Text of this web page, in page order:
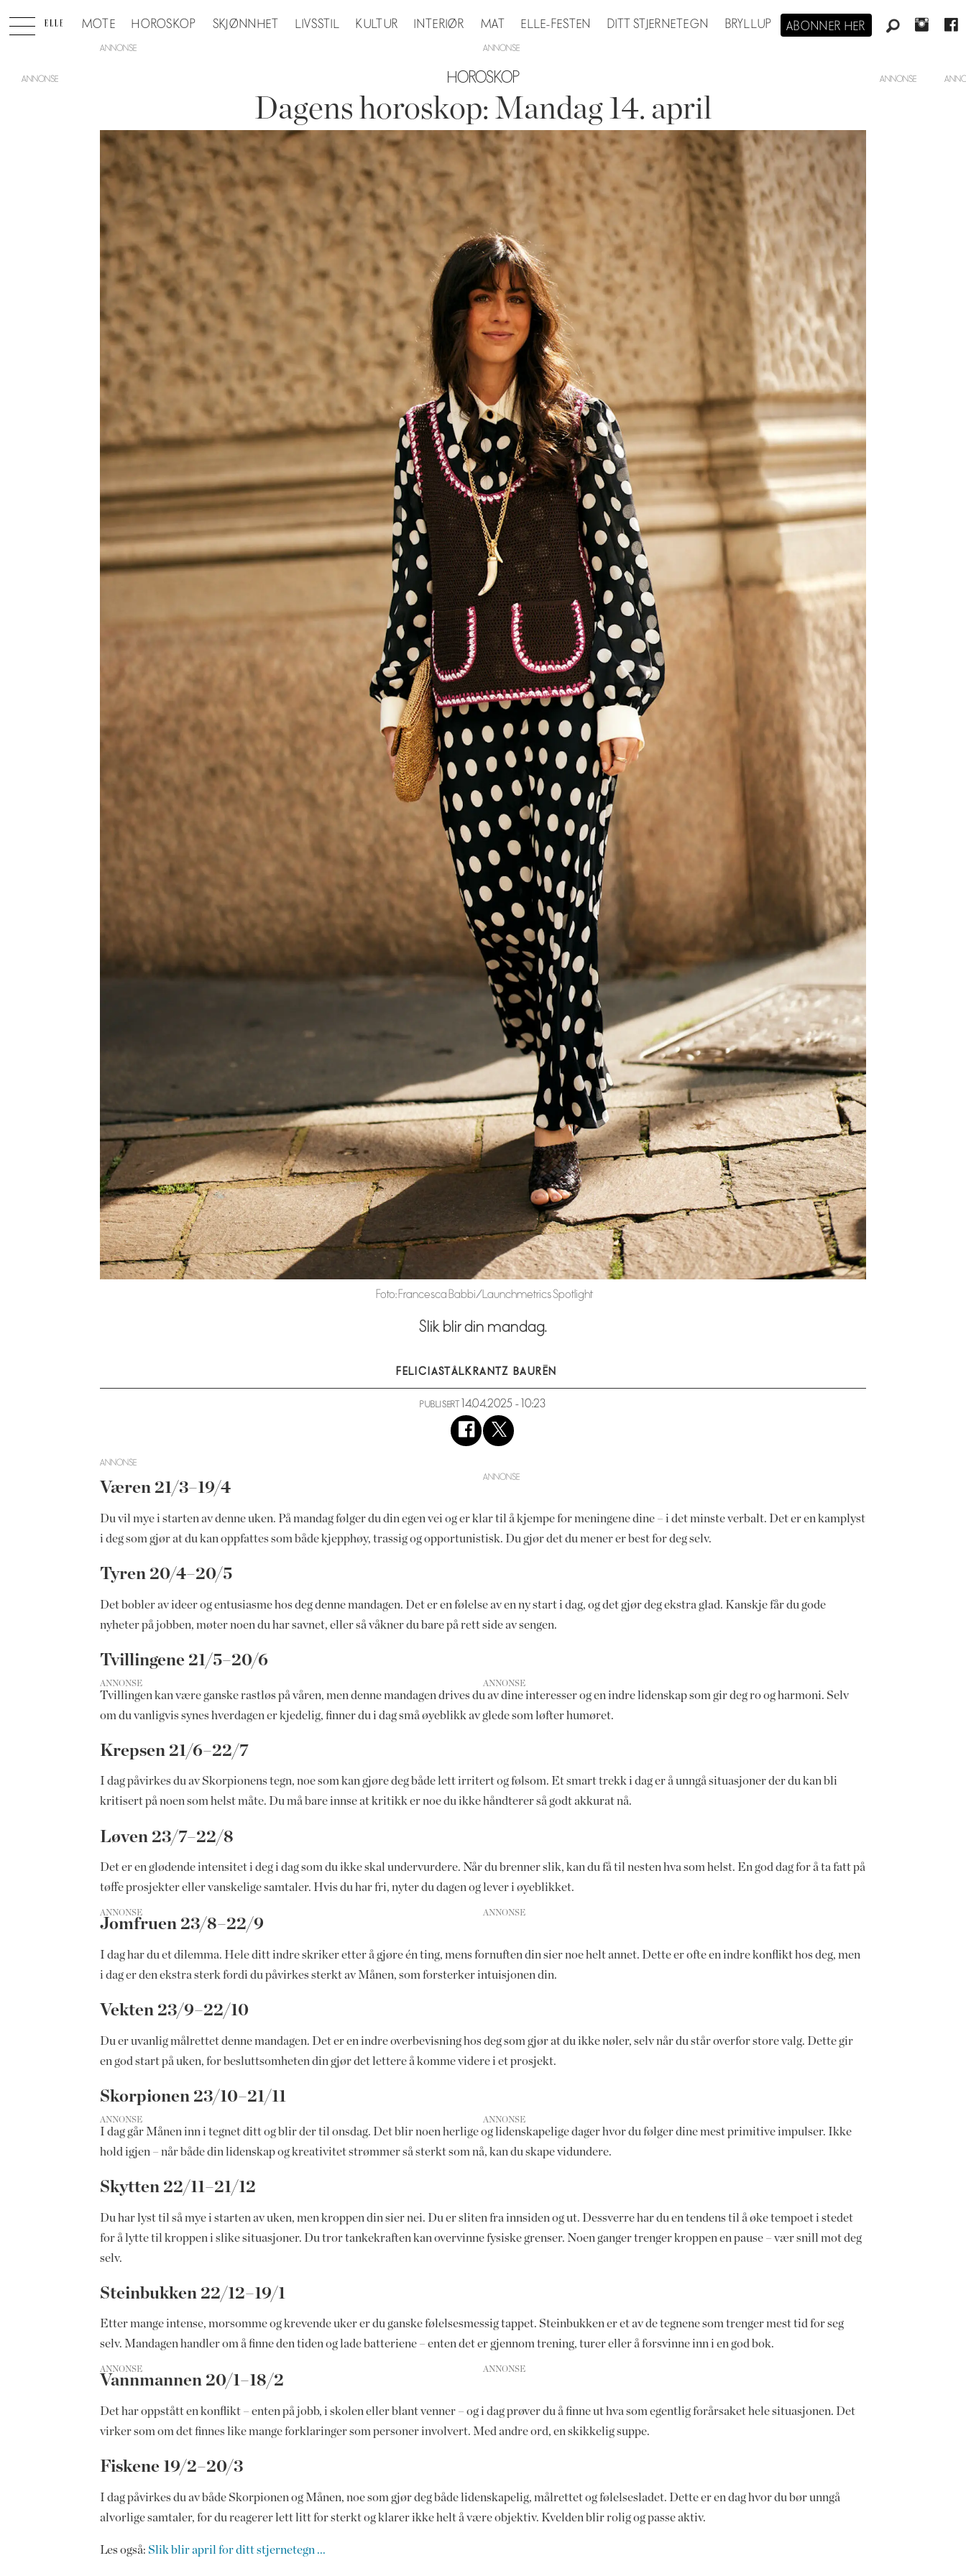
MOTE HOROSKOP SKJØNNHET LIVSSTIL KULTUR INTERIØR MAT ELLE-FESTEN DITT STJERNETEGN BRYLLUP ABONNER HER
ANNONSE
HOROSKOP
Dagens horoskop: Mandag 14. april
Foto: Francesca Babbi/Launchmetrics Spotlight
Slik blir din mandag.
FELICIASTÅLKRANTZ BAURÉN
PUBLISERT 14.04.2025 - 10:23
ANNONSE
Væren 21/3–19/4
Du vil mye i starten av denne uken. På mandag følger du din egen vei og er klar til å kjempe for meningene dine – i det minste verbalt. Det er en kamplyst
i deg som gjør at du kan oppfattes som både kjepphøy, trassig og opportunistisk. Du gjør det du mener er best for deg selv.
Tyren 20/4–20/5
Det bobler av ideer og entusiasme hos deg denne mandagen. Det er en følelse av en ny start i dag, og det gjør deg ekstra glad. Kanskje får du gode
nyheter på jobben, møter noen du har savnet, eller så våkner du bare på rett side av sengen.
Tvillingene 21/5–20/6
ANNONSE
Tvillingen kan være ganske rastløs på våren, men denne mandagen drives du av dine interesser og en indre lidenskap som gir deg ro og harmoni. Selv
om du vanligvis synes hverdagen er kjedelig, finner du i dag små øyeblikk av glede som løfter humøret.
Krepsen 21/6–22/7
I dag påvirkes du av Skorpionens tegn, noe som kan gjøre deg både lett irritert og følsom. Et smart trekk i dag er å unngå situasjoner der du kan bli
kritisert på noen som helst måte. Du må bare innse at kritikk er noe du ikke håndterer så godt akkurat nå.
Løven 23/7–22/8
Det er en glødende intensitet i deg i dag som du ikke skal undervurdere. Når du brenner slik, kan du få til nesten hva som helst. En god dag for å ta fatt på
tøffe prosjekter eller vanskelige samtaler. Hvis du har fri, nyter du dagen og lever i øyeblikket.
ANNONSE
Jomfruen 23/8–22/9
I dag har du et dilemma. Hele ditt indre skriker etter å gjøre én ting, mens fornuften din sier noe helt annet. Dette er ofte en indre konflikt hos deg, men
i dag er den ekstra sterk fordi du påvirkes sterkt av Månen, som forsterker intuisjonen din.
Vekten 23/9–22/10
Du er uvanlig målrettet denne mandagen. Det er en indre overbevisning hos deg som gjør at du ikke nøler, selv når du står overfor store valg. Dette gir
en god start på uken, for besluttsomheten din gjør det lettere å komme videre i et prosjekt.
Skorpionen 23/10–21/11
ANNONSE
I dag går Månen inn i tegnet ditt og blir der til onsdag. Det blir noen herlige og lidenskapelige dager hvor du følger dine mest primitive impulser. Ikke
hold igjen – når både din lidenskap og kreativitet strømmer så sterkt som nå, kan du skape vidundere.
Skytten 22/11–21/12
Du har lyst til så mye i starten av uken, men kroppen din sier nei. Du er sliten fra innsiden og ut. Dessverre har du en tendens til å øke tempoet i stedet
for å lytte til kroppen i slike situasjoner. Du tror tankekraften kan overvinne fysiske grenser. Noen ganger trenger kroppen en pause – vær snill mot deg
selv.
Steinbukken 22/12–19/1
Etter mange intense, morsomme og krevende uker er du ganske følelsesmessig tappet. Steinbukken er et av de tegnene som trenger mest tid for seg
selv. Mandagen handler om å finne den tiden og lade batteriene – enten det er gjennom trening, turer eller å forsvinne inn i en god bok.
ANNONSE
Vannmannen 20/1–18/2
Det har oppstått en konflikt – enten på jobb, i skolen eller blant venner – og i dag prøver du å finne ut hva som egentlig forårsaket hele situasjonen. Det
virker som om det finnes like mange forklaringer som personer involvert. Med andre ord, en skikkelig suppe.
Fiskene 19/2–20/3
I dag påvirkes du av både Skorpionen og Månen, noe som gjør deg både lidenskapelig, målrettet og følelsesladet. Dette er en dag hvor du bør unngå
alvorlige samtaler, for du reagerer lett litt for sterkt og klarer ikke helt å være objektiv. Kvelden blir rolig og passe aktiv.
Les også: Slik blir april for ditt stjernetegn ...
ANNONSE